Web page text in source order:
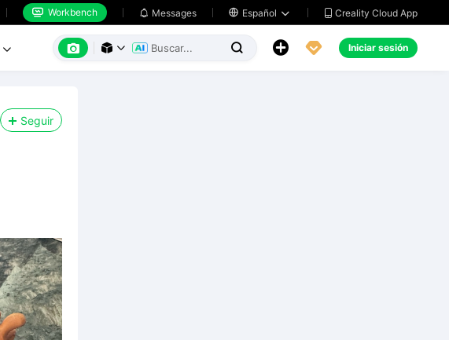
 Workbench  Messages  Español   Creality Cloud App
       Iniciar sesión
Seguir